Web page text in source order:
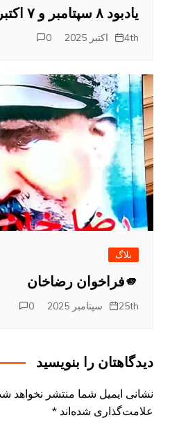
یادبود ۸ سپتامبر و ۷ اکتبر
4th اکتبر 2025 0
بلاگ
🫵فراخوان رضاخان
25th سپتامبر 2025 0
دیدگاهتان را بنویسید
نشانی ایمیل شما منتشر نخواهد
علامت‌گذاری شده‌اند *